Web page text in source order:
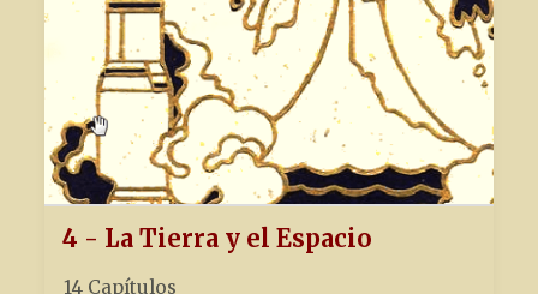
4 - La Tierra y el Espacio
14 Capítulos